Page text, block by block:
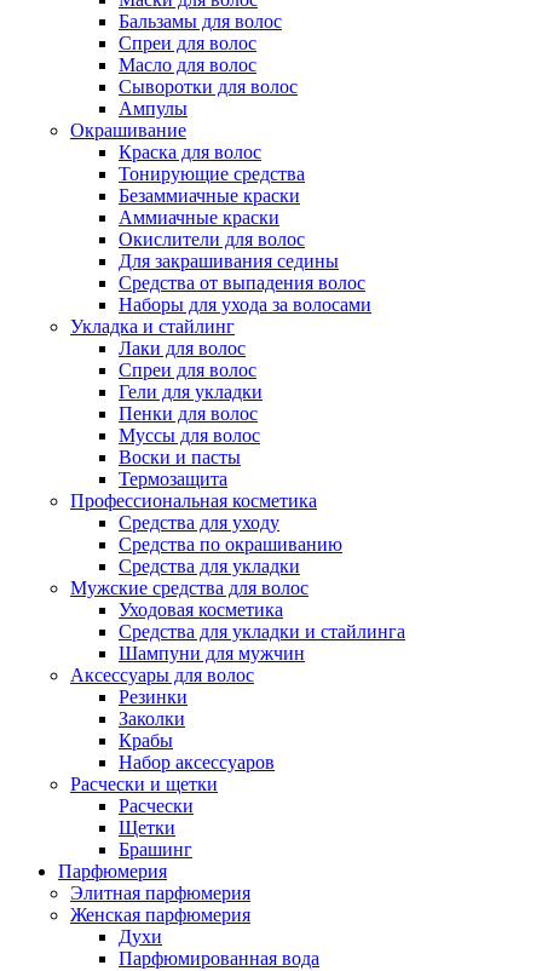
Бальзамы для волос
Спреи для волос
Масло для волос
Сыворотки для волос
Ампулы
Окрашивание
Краска для волос
Тонирующие средства
Безаммиачные краски
Аммиачные краски
Окислители для волос
Для закрашивания седины
Средства от выпадения волос
Наборы для ухода за волосами
Укладка и стайлинг
Лаки для волос
Спреи для волос
Гели для укладки
Пенки для волос
Муссы для волос
Воски и пасты
Термозащита
Профессиональная косметика
Средства для уходу
Средства по окрашиванию
Средства для укладки
Мужские средства для волос
Уходовая косметика
Средства для укладки и стайлинга
Шампуни для мужчин
Аксессуары для волос
Резинки
Заколки
Крабы
Набор аксессуаров
Расчески и щетки
Расчески
Щетки
Брашинг
Парфюмерия
Элитная парфюмерия
Женская парфюмерия
Духи
Парфюмированная вода